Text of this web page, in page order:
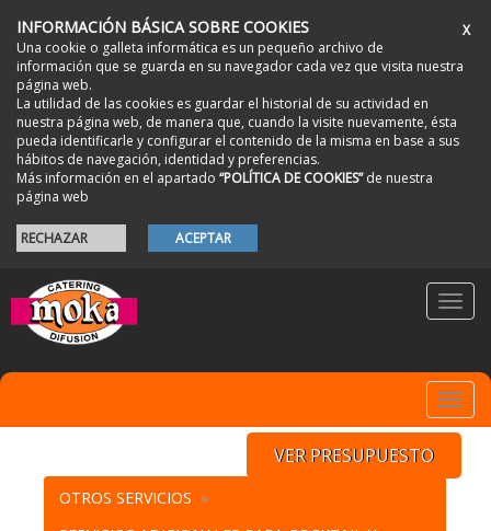
X
INFORMACIÓN BÁSICA SOBRE COOKIES
Una cookie o galleta informática es un pequeño archivo de
información que se guarda en su navegador cada vez que visita nuestra
página web.
La utilidad de las cookies es guardar el historial de su actividad en
nuestra página web, de manera que, cuando la visite nuevamente, ésta
pueda identificarle y configurar el contenido de la misma en base a sus
hábitos de navegación, identidad y preferencias.
Más información en el apartado “POLÍTICA DE COOKIES”de nuestra
página web
RECHAZAR ACEPTAR
VER PRESUPUESTO
OTROS SERVICIOS